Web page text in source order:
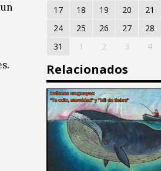
17
18 19 20 21
24
25 26 27 28
31
1 2 3 4
Relacionados